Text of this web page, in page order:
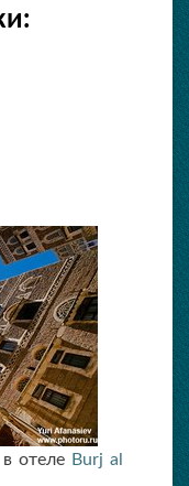
отеле Burj al